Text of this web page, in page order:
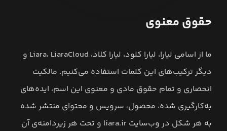
حقوق معنوی
ما از اسامی لیارا، لیارا کلود، لیارا کلاد، Liara، LiaraCloud و
دیگر ترکیب‌های این کلمات استفاده می‌کنیم. مالکیت
انحصاری و تمام حقوق مادی و معنوی این اسم، ایده‌های
به‌کارگیری شده، محصول، سرویس و محتوای منتشر شده
به هر شکل در وب‌سایت liara.ir و تحت هر زیردامنه‌ی آن